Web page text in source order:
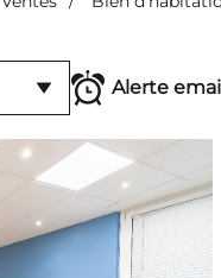
Services
Alerte email